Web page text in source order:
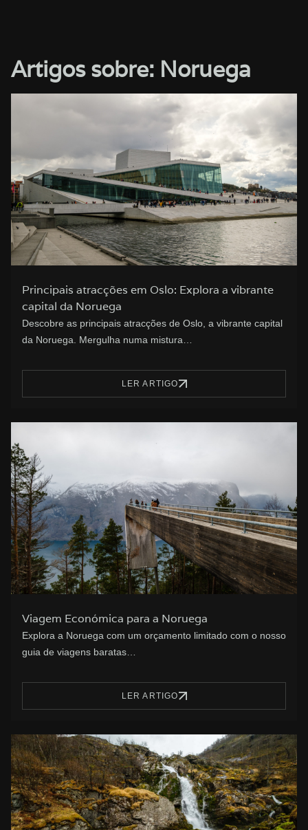
Artigos sobre: Noruega
Principais atracções em Oslo: Explora a vibrante
capital da Noruega
Descobre as principais atracções de Oslo, a vibrante capital
da Noruega. Mergulha numa mistura…
LER ARTIGO
Viagem Económica para a Noruega
Explora a Noruega com um orçamento limitado com o nosso
guia de viagens baratas…
LER ARTIGO